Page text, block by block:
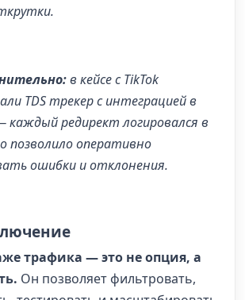
в кейсе с TikTok
TDS трекерс интеграцией в
каждый редирект логировался в
позволило оперативно
ошибки и отклонения.
трафика — это не опция, а
Он позволяет фильтровать,